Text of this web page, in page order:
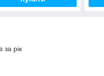
за рік